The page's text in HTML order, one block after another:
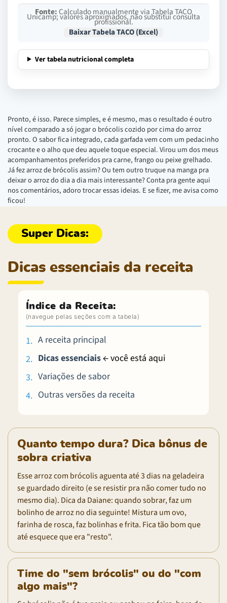
Fonte:Calculado manualmente via Tabela TACO
Unicamp; valores aproximados, não substitui consulta
profissional.
Baixar Tabela TACO (Excel)
Ver tabela nutricional completa
Pronto, é isso. Parece simples, e é mesmo, mas o resultado é outro
nível comparado a só jogar o brócolis cozido por cima do arroz
pronto. O sabor fica integrado, cada garfada vem com um pedacinho
crocante e o alho que deu aquele toque especial. Virou um dos meus
acompanhamentos preferidos pra carne, frango ou peixe grelhado.
Já fez arroz de brócolis assim? Ou tem outro truque na manga pra
deixar o arroz do dia a dia mais interessante? Conta pra gente aqui
nos comentários, adoro trocar essas ideias. E se fizer, me avisa como
ficou!
Dicas essenciais da receita
Índice da Receita:
A receita principal
Dicas essenciais← você está aqui
Variações de sabor
Outras versões da receita
Quanto tempo dura? Dica bônus de
sobra criativa
Esse arroz com brócolis aguenta até 3 dias na geladeira
se guardado direito (e se resistir pra não comer tudo no
mesmo dia). Dica da Daiane: quando sobrar, faz um
bolinho de arroz no dia seguinte! Mistura um ovo,
farinha de rosca, faz bolinhas e frita. Fica tão bom que
até esquece que era "resto".
Time do "sem brócolis" ou do "com
algo mais"?